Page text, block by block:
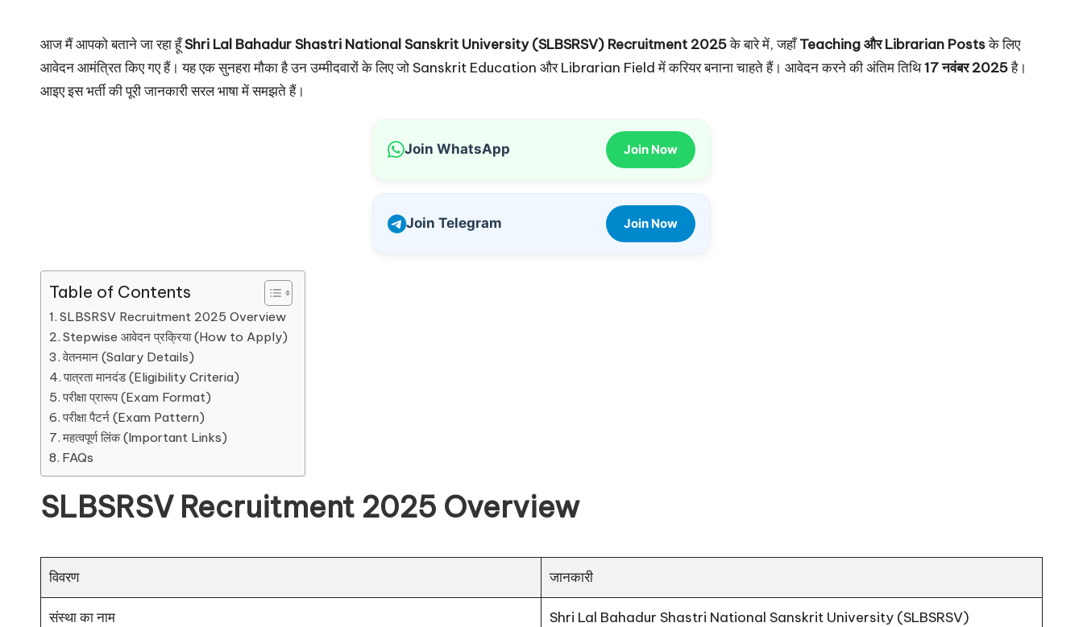
आज मैं आपको बताने जा रहा हूँShri Lal Bahadur Shastri National Sanskrit University (SLBSRSV) Recruitment 2025के बारे में, जहाँTeaching और Librarian Postsके लिए
आवेदन आमंत्रित किए गए हैं। यह एक सुनहरा मौका है उन उम्मीदवारों के लिए जो Sanskrit Education और Librarian Field में करियर बनाना चाहते हैं। आवेदन करने की अंतिम तिथि17 नवंबर 2025है।
आइए इस भर्ती की पूरी जानकारी सरल भाषा में समझते हैं।
Join WhatsApp Join Now
Join Telegram Join Now
Table of Contents
SLBSRSV Recruitment 2025 Overview
Stepwise आवेदन प्रक्रिया (How to Apply)
वेतनमान (Salary Details)
पात्रता मानदंड (Eligibility Criteria)
परीक्षा प्रारूप (Exam Format)
परीक्षा पैटर्न (Exam Pattern)
महत्वपूर्ण लिंक (Important Links)
FAQs
SLBSRSV Recruitment 2025 Overview
विवरण जानकारी
संस्था का नाम Shri Lal Bahadur Shastri National Sanskrit University (SLBSRSV)